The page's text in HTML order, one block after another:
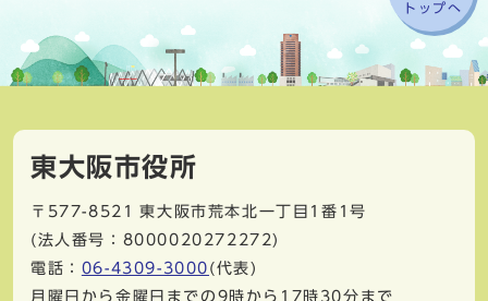
トップへ
東大阪市役所
〒577-8521
東大阪市荒本北一丁目1番1号
(法人番号：8000020272272)
電話： 06-4309-3000 (代表)
月曜日から金曜日までの9時から17時30分まで